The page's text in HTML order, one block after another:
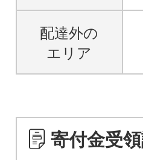
配達外の
エリア
寄付金受